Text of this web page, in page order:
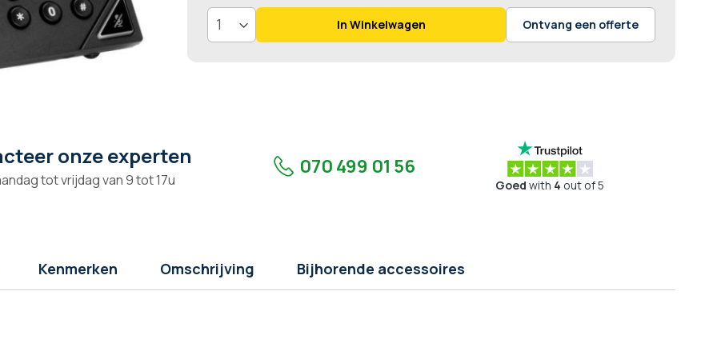
In Winkelwagen Ontvang een offerte
onze experten
tot vrijdag van 9 tot 17u
070 499 01 56
Goed with 4 out of 5
Kenmerken Omschrijving Bijhorende accessoires